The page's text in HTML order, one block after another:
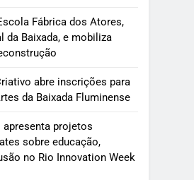
Fábrica dos Atores,
da Baixada, e mobiliza
abre inscrições para
da Baixada Fluminense
apresenta projetos
sobre educação,
no Rio Innovation Week